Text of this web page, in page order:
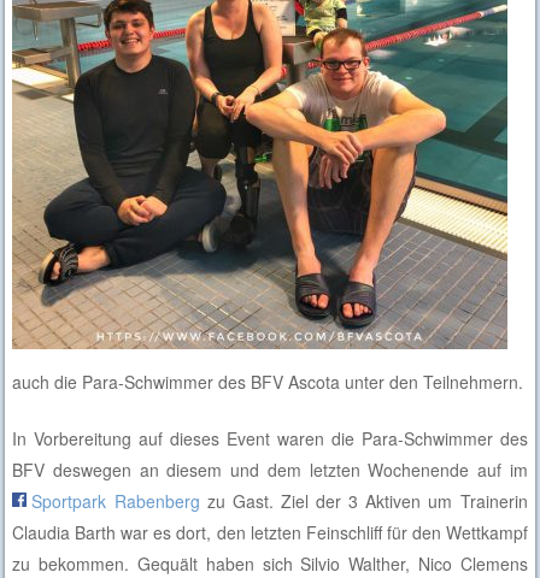
auch die Para-Schwimmer des BFV Ascota unter den Teilnehmern.
In Vorbereitung auf dieses Event waren die Para-Schwimmer des
BFV deswegen an diesem und dem letzten Wochenende auf im
Sportpark Rabenberg zu Gast. Ziel der 3 Aktiven um Trainerin
Claudia Barth war es dort, den letzten Feinschliff für den Wettkampf
zu bekommen. Gequält haben sich Silvio Walther, Nico Clemens